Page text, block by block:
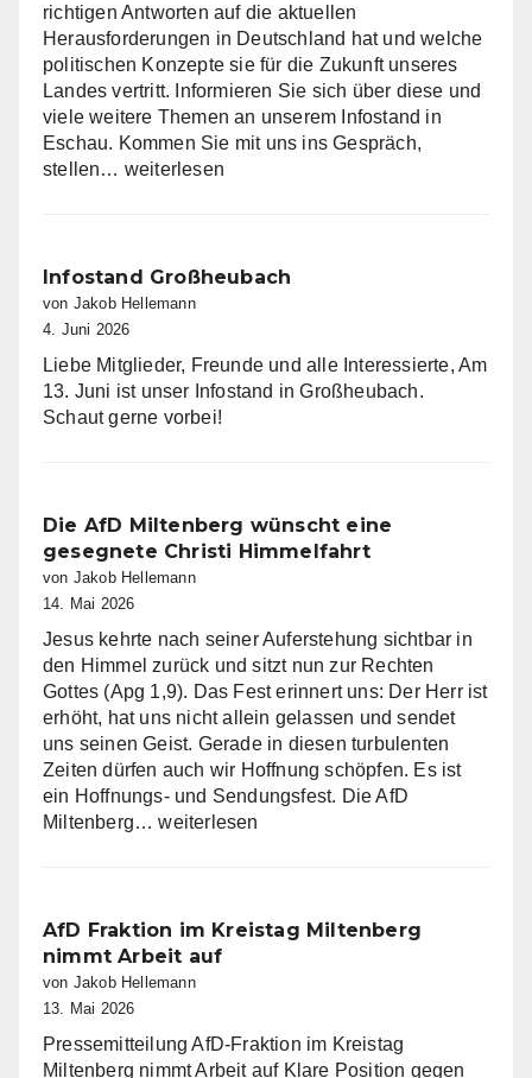
richtigen Antworten auf die aktuellen
Herausforderungen in Deutschland hat und welche
politischen Konzepte sie für die Zukunft unseres
Landes vertritt. Informieren Sie sich über diese und
viele weitere Themen an unserem Infostand in
Eschau. Kommen Sie mit uns ins Gespräch,
stellen… Infostand
weiterlesen
Infostand Großheubach
von Jakob Hellemann
4. Juni 2026
Liebe Mitglieder, Freunde und alle Interessierte, Am
13. Juni ist unser Infostand in Großheubach.
Schaut gerne vorbei!
Die AfD Miltenberg wünscht eine
gesegnete Christi Himmelfahrt
von Jakob Hellemann
14. Mai 2026
Jesus kehrte nach seiner Auferstehung sichtbar in
den Himmel zurück und sitzt nun zur Rechten
Gottes (Apg 1,9). Das Fest erinnert uns: Der Herr ist
erhöht, hat uns nicht allein gelassen und sendet
uns seinen Geist. Gerade in diesen turbulenten
Zeiten dürfen auch wir Hoffnung schöpfen. Es ist
ein Hoffnungs- und Sendungsfest. Die AfD
Miltenberg…Die
eine
gesegnete
Christi
weiterlesen
AfD Fraktion im Kreistag Miltenberg
nimmt Arbeit auf
von Jakob Hellemann
13. Mai 2026
Pressemitteilung AfD-Fraktion im Kreistag
Miltenberg nimmt Arbeit auf Klare Position gegen